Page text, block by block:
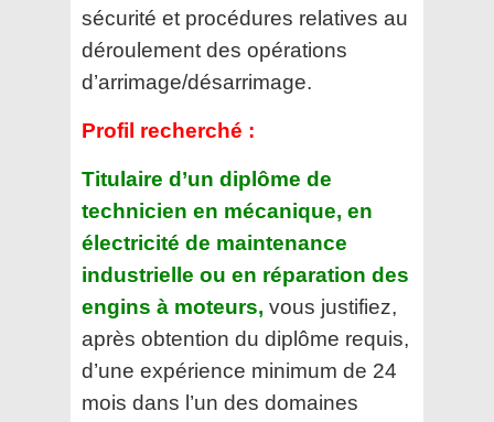
sécurité et procédures relatives au
déroulement des opérations
d’arrimage/désarrimage.
Profil recherché :
Titulaire d’un diplôme de
technicien en mécanique, en
électricité de maintenance
industrielle ou en réparation des
engins à moteurs, vous justifiez,
après obtention du diplôme requis,
d’une expérience minimum de 24
mois dans l’un des domaines